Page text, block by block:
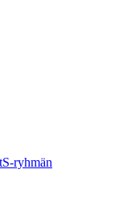
S-ryhmän